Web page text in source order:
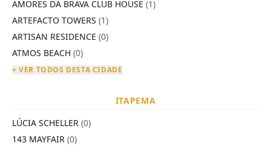
AMORES DA BRAVA CLUB HOUSE (1)
ARTEFACTO TOWERS (1)
ARTISAN RESIDENCE (0)
ATMOS BEACH (0)
+ VER TODOS DESTA CIDADE
ITAPEMA
LÚCIA SCHELLER (0)
143 MAYFAIR (0)